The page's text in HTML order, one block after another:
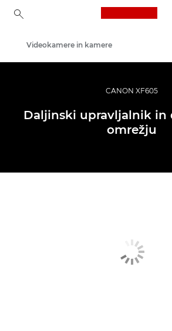
Videokamere in kamere
CANON XF605
Daljinski upravljalnik in
omrežju